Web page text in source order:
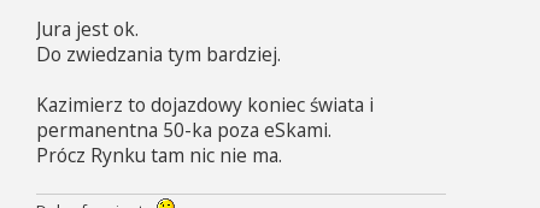
t
Jura jest ok.
Do zwiedzania tym bardziej.
Kazimierz to dojazdowy koniec świata i
permanentna 50-ka poza eSkami.
Prócz Rynku tam nic nie ma.